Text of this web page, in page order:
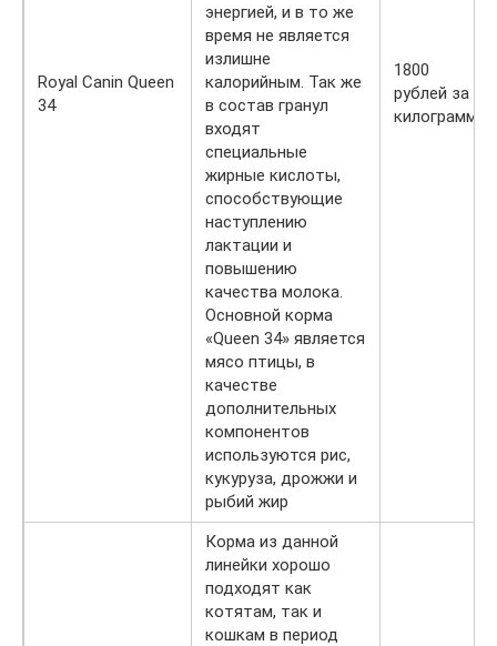
Royal Canin Queen
34
энергией, и в то же
время не является
излишне
калорийным. Так же
в состав гранул
входят
специальные
жирные кислоты,
способствующие
наступлению
лактации и
повышению
качества молока.
Основной корма
«Queen 34» является
мясо птицы, в
качестве
дополнительных
компонентов
используются рис,
кукуруза, дрожжи и
рыбий жир
1800
рублей за 4
килограмма
Корма из данной
линейки хорошо
подходят как
котятам, так и
кошкам в период